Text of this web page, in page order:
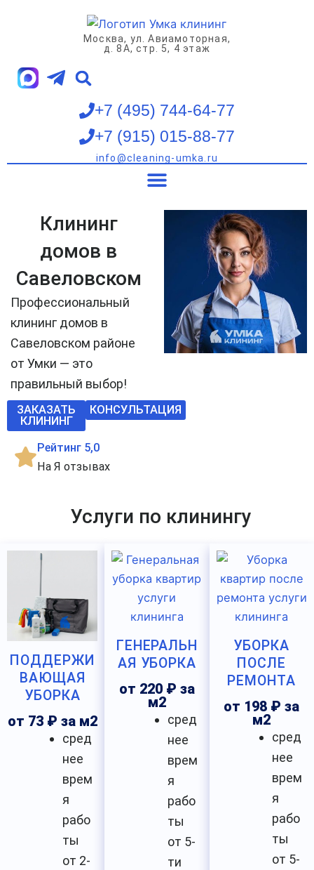
Москва, ул. Авиамоторная,
д. 8А, стр. 5, 4 этаж
+7 (495) 744-64-77
+7 (915) 015-88-77
info@cleaning-umka.ru
Клининг
домов в
Савеловском
Профессиональный
клининг домов в
Савеловском районе
от Умки — это
правильный выбор!
ЗАКАЗАТЬ
КЛИНИНГ
КОНСУЛЬТАЦИЯ
Рейтинг 5,0
На Я отзывах
Услуги по клинингу
ПОДДЕРЖИ
ВАЮЩАЯ
УБОРКА
от 73 ₽ за м2
сред
нее
врем
я
рабо
ты
от 2-
ГЕНЕРАЛЬН
АЯ УБОРКА
от 220 ₽ за
м2
сред
нее
врем
я
рабо
ты
от 5-
ти
УБОРКА
ПОСЛЕ
РЕМОНТА
от 198 ₽ за
м2
сред
нее
врем
я
рабо
ты
от 5-